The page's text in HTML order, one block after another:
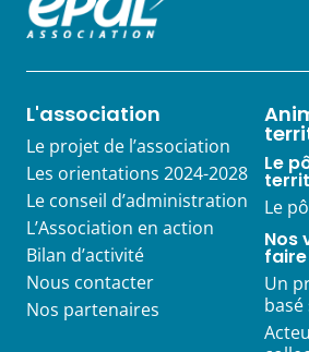
L'association
Le projet de l’association
Les orientations 2024-2028
Le conseil d’administration
L’Association en action
Bilan d’activité
Nous contacter
Nos partenaires
Le
Le
Nos
faire
Un
basé